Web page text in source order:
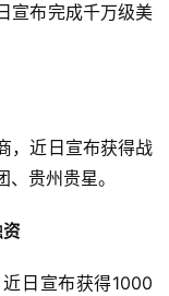
宣布完成千万级美
，近日宣布获得战
贵州贵星。
日宣布获得1000